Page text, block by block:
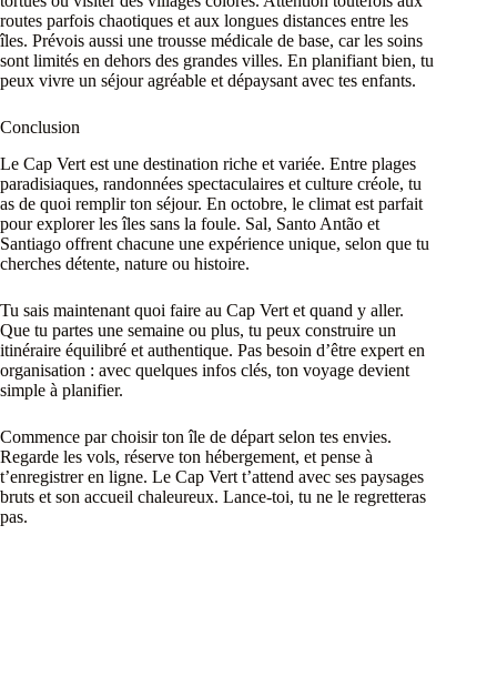
routes parfois chaotiques et aux longues distances entre les
îles. Prévois aussi une trousse médicale de base, car les soins
sont limités en dehors des grandes villes. En planifiant bien, tu
peux vivre un séjour agréable et dépaysant avec tes enfants.
Conclusion
Le Cap Vert est une destination riche et variée. Entre plages
paradisiaques, randonnées spectaculaires et culture créole, tu
as de quoi remplir ton séjour. En octobre, le climat est parfait
pour explorer les îles sans la foule. Sal, Santo Antão et
Santiago offrent chacune une expérience unique, selon que tu
cherches détente, nature ou histoire.
Tu sais maintenant quoi faire au Cap Vert et quand y aller.
Que tu partes une semaine ou plus, tu peux construire un
itinéraire équilibré et authentique. Pas besoin d’être expert en
organisation : avec quelques infos clés, ton voyage devient
simple à planifier.
Commence par choisir ton île de départ selon tes envies.
Regarde les vols, réserve ton hébergement, et pense à
t’enregistrer en ligne. Le Cap Vert t’attend avec ses paysages
bruts et son accueil chaleureux. Lance-toi, tu ne le regretteras
pas.